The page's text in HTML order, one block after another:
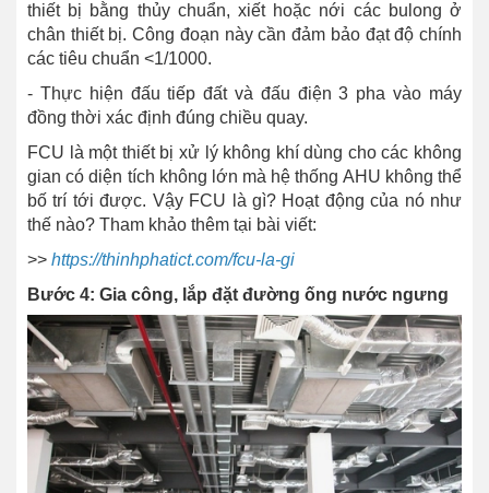
thiết bị bằng thủy chuẩn, xiết hoặc nới các bulong ở
chân thiết bị. Công đoạn này cần đảm bảo đạt độ chính
các tiêu chuẩn <1/1000.
- Thực hiện đấu tiếp đất và đấu điện 3 pha vào máy
đồng thời xác định đúng chiều quay.
FCU là một thiết bị xử lý không khí dùng cho các không
gian có diện tích không lớn mà hệ thống AHU không thể
bố trí tới được. Vậy FCU là gì? Hoạt động của nó như
thế nào? Tham khảo thêm tại bài viết:
>> https://thinhphatict.com/fcu-la-gi
Bước 4: Gia công, lắp đặt đường ống nước ngưng